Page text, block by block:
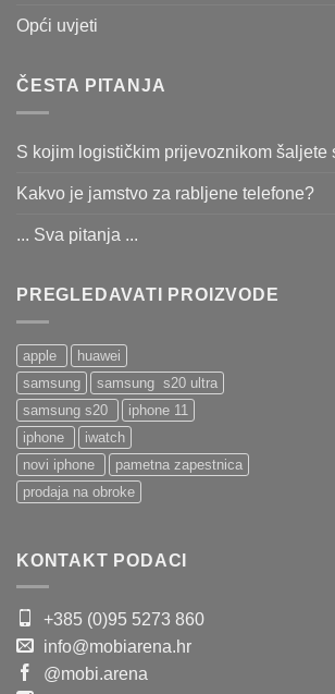
Opći uvjeti
ČESTA PITANJA
S kojim logističkim prijevoznikom šaljete
Kakvo je jamstvo za rabljene telefone?
... Sva pitanja ...
PREGLEDAVATI PROIZVODE
apple
huawei
samsung
samsung s20 ultra
samsung s20
iphone 11
iphone
iwatch
novi iphone
pametna zapestnica
prodaja na obroke
KONTAKT PODACI
+385 (0)95 5273 860
info@mobiarena.hr
@mobi.arena